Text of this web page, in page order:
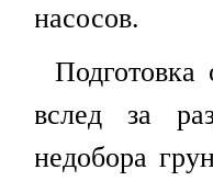
насосов.
Подготовка
вслед за
недобора